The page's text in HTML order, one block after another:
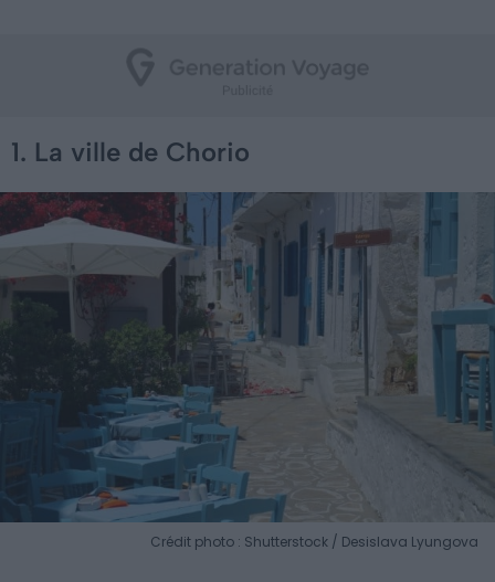
1. La ville de Chorio
Crédit photo : Shutterstock / Desislava Lyungova